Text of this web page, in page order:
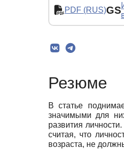
PDF (RUS)GS
Резюме
В статье
значимыми для
развития
считая, что
возраста, не